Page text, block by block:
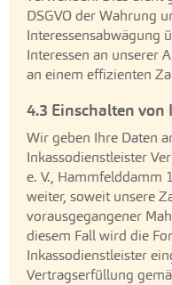
DSGVO der Wahrung
Interessensabwägung
Interessen an unserer
an einem effizienten
4.3 Einschalten
Wir geben Ihre Daten
Inkassodienstleister
e. V., Hammfelddamm
weiter, soweit unsere
vorausgegangener
diesem Fall wird die
Inkassodienstleister
Vertragserfüllung